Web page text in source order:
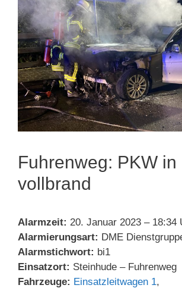
Fuhrenweg: PKW in
vollbrand
Alarmzeit: 20. Januar 2023 – 18:34
Alarmierungsart: DME
Alarmstichwort: bi1
Einsatzort: Steinhude – Fuhrenweg
Fahrzeuge: Einsatzleitwagen 1,